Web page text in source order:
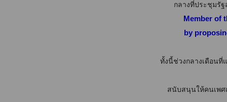
กลางที่ประชุมรัฐ
Member of
by
ทั้งนี้ช่วงกลางเดือนที่
สนับสนุนให้คนเพศ